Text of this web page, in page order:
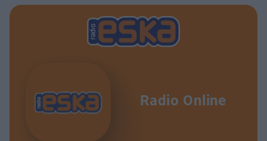
Radio Online